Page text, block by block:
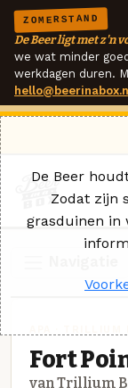
ZOMERSTAND
De Beer ligt met z'n
we wat minder
werkdagen duren.
Fort
van Trillium
De Beer
Zodat zijn
grasduinen in